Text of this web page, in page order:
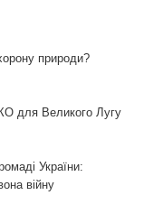
природи?
для Великого Лугу
України:
війну